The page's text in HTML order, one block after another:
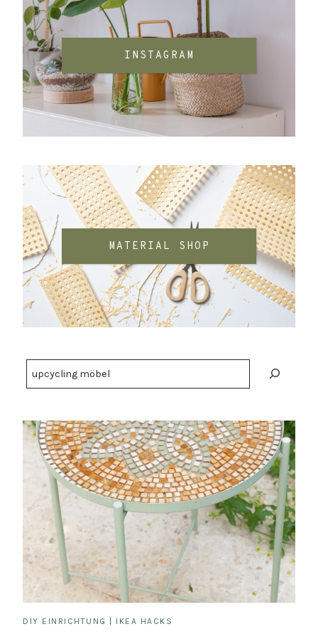
INSTAGRAM
MATERIAL SHOP
DIY EINRICHTUNG | IKEA HACKS